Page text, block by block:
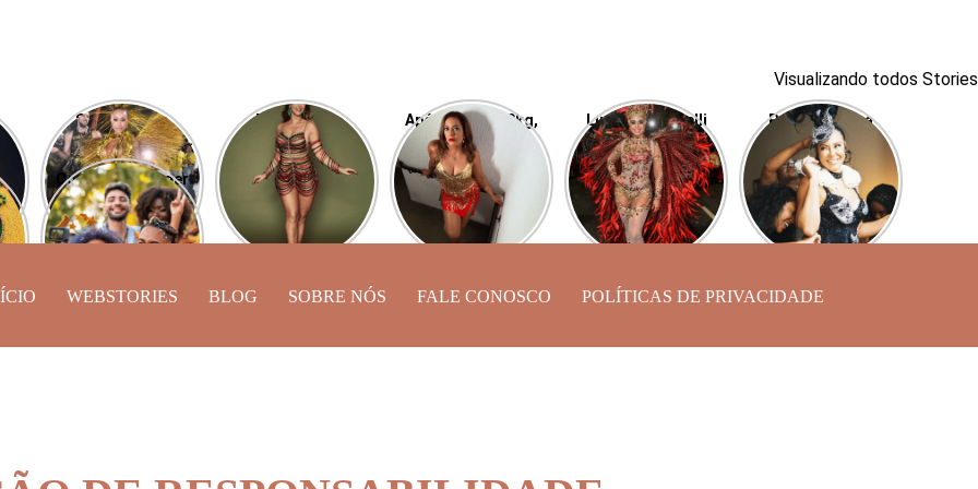
Visualizando todos Stories
Sabrina Sato
esbanja carisma
desfilando pela
Vila Isabel
Desfile das
Campeãs: Paolla
Oliveira será
comentarista da
transmissão
Após perder 40kg,
Camila Moura, ex
de Lucas Buda,
exibe novo shape
Luciana Picorelli
luta contra a
depressão em sua
volta à Sapucaí
Paolla Oliveira
surge linda para o
Cordão da Bola
Preta
Como se proteger
do caos astral
neste Carnaval?
WEBSTORIES BLOG SOBRE NÓS FALE CONOSCO POLÍTICAS DE PRIVACIDADE